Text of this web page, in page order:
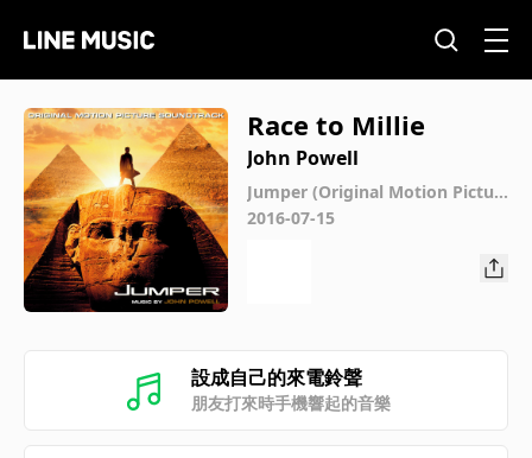
Race to Millie
John Powell
Jumper (Original Motion Pictur
e Soundtrack)
2016-07-15
設成自己的來電鈴聲
朋友打來時手機響起的音樂